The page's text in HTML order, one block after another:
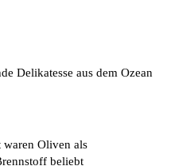
Delikatesse aus dem Ozean
waren Oliven als
beliebt